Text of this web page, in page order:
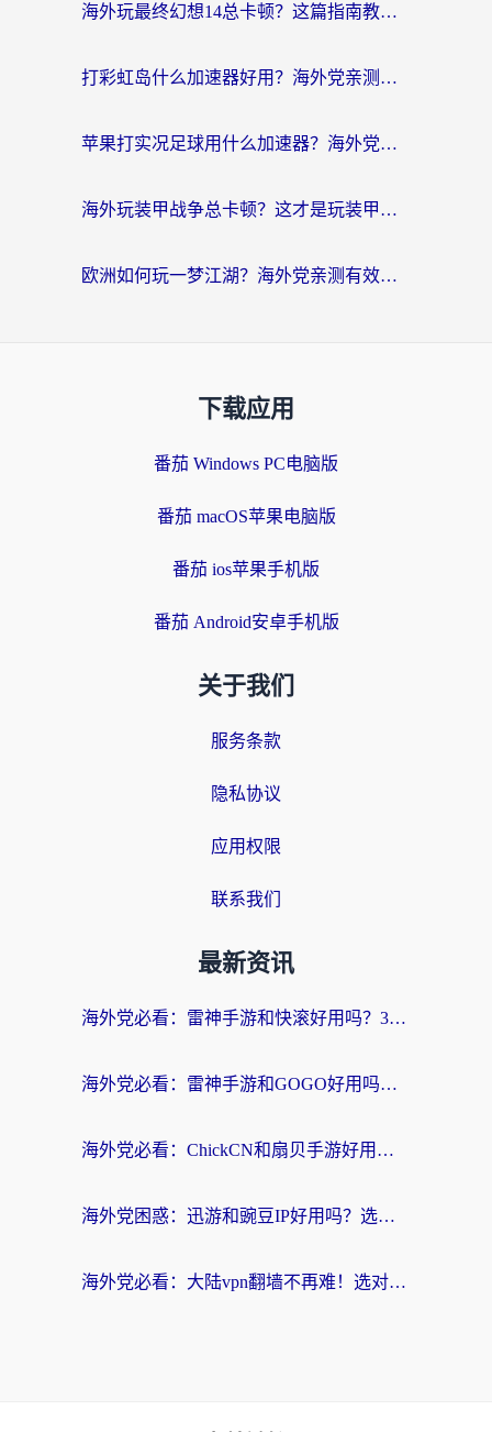
海外玩最终幻想14总卡顿？这篇指南教你选对加速器（附非洲美国玩家实测）
打彩虹岛什么加速器好用？海外党亲测的国服游戏加速终极指南
苹果打实况足球用什么加速器？海外党亲测有效的国服游戏加速指南
海外玩装甲战争总卡顿？这才是玩装甲战争最好的加速器（附马来西亚玩重装上阵攻略）
欧洲如何玩一梦江湖？海外党亲测有效的国服游戏加速指南
下载应用
番茄 Windows PC电脑版
番茄 macOS苹果电脑版
番茄 ios苹果手机版
番茄 Android安卓手机版
关于我们
服务条款
隐私协议
应用权限
联系我们
最新资讯
海外党必看：雷神手游和快滚好用吗？3步选对回国加速器无缝刷国内资源
海外党必看：雷神手游和GOGO好用吗？3步选对回国加速器，无缝刷剧玩原神
海外党必看：ChickCN和扇贝手游好用吗？3步选对回国加速器无缝刷国内资源
海外党困惑：迅游和豌豆IP好用吗？选对回国加速器，刷剧游戏再也不卡
海外党必看：大陆vpn翻墙不再难！选对加速器，无缝刷国内资源